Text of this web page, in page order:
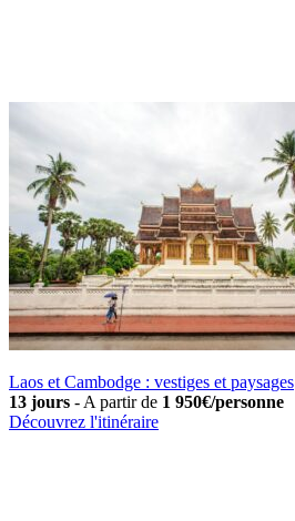
Laos et Cambodge : vestiges et paysages
13 jours - A partir de 1 950€/personne
Découvrez l'itinéraire